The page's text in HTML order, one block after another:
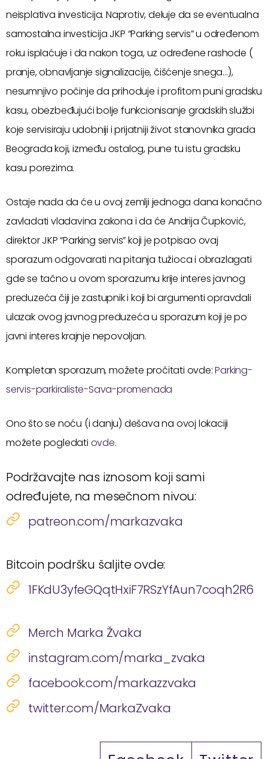
neisplativa investicija. Naprotiv, deluje da se eventualna
samostalna investicija JKP “Parking servis” u određenom
roku isplaćuje i da nakon toga, uz određene rashode (
pranje, obnavljanje signalizacije, čišćenje snega…),
nesumnjivo počinje da prihoduje i profitom puni gradsku
kasu, obezbeđujući bolje funkcionisanje gradskih službi
koje servisiraju udobniji i prijatniji život stanovnika grada
Beograda koji, između ostalog, pune tu istu gradsku
kasu porezima.
Ostaje nada da će u ovoj zemlji jednoga dana konačno
zavladati vladavina zakona i da će Andrija Čupković,
direktor JKP “Parking servis” koji je potpisao ovaj
sporazum odgovarati na pitanja tužioca i obrazlagati
gde se tačno u ovom sporazumu krije interes javnog
preduzeća čiji je zastupnik i koji bi argumenti opravdali
ulazak ovog javnog preduzeća u sporazum koji je po
javni interes krajnje nepovoljan.
Kompletan sporazum, možete pročitati ovde:Parking-
servis-parkiraliste-Sava-promenada
Ono što se noću (i danju) dešava na ovoj lokaciji
možete pogledati ovde.
Podržavajte nas iznosom koji sami
određujete, na mesečnom nivou:
patreon.com/markazvaka
Bitcoin podršku šaljite ovde:
1FKdU3yfeGQqtHxiF7RSzYfAun7coqh2R6
Merch Marka Žvaka
instagram.com/marka_zvaka
facebook.com/markazzvaka
twitter.com/MarkaZvaka